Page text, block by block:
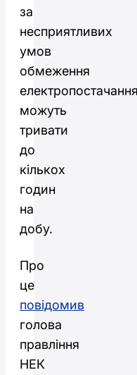
за
несприятливих
умов
обмеження
електропостачання
можуть
тривати
до
кількох
годин
на
добу.
Про
це
повідомив
голова
правління
НЕК